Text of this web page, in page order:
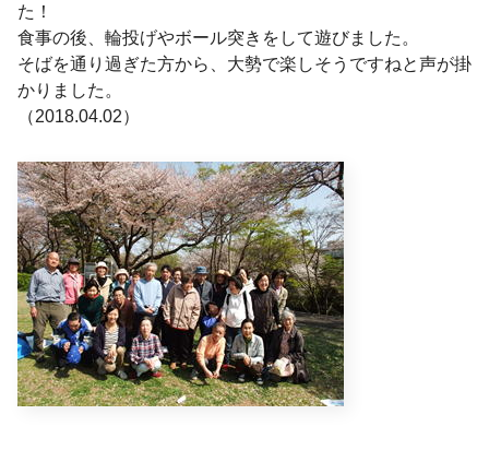
た！
食事の後、輪投げやボール突きをして遊びました。
そばを通り過ぎた方から、大勢で楽しそうですねと声が掛
かりました。
（2018.04.02）